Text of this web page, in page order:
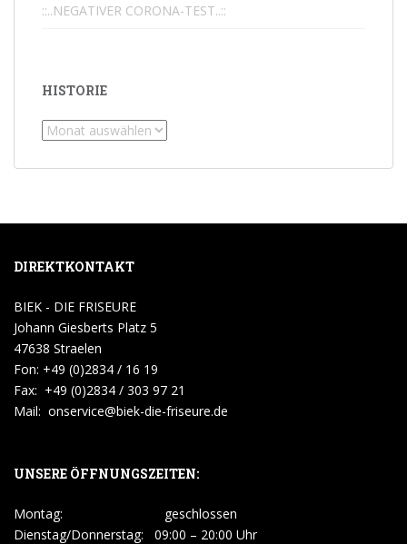
::..NEGATIVER CORONA-TEST..::
HISTORIE
Historie
DIREKTKONTAKT
BIEK - DIE FRISEURE
Johann Giesberts Platz 5
47638 Straelen
Fon: +49 (0)2834 / 16 19
Fax: +49 (0)2834 / 303 97 21
Mail: onservice@biek-die-friseure.de
UNSERE ÖFFNUNGSZEITEN:
Montag: geschlossen
Dienstag/Donnerstag: 09:00 – 20:00 Uhr